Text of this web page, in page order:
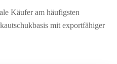
Käufer am häufigsten
mit exportfähiger